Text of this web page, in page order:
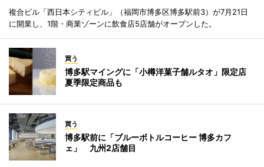
複合ビル「西日本シティビル」（福岡市博多区博多駅前3）が7月21日
に開業し、1階・商業ゾーンに飲食店5店舗がオープンした。
買う
博多駅マイングに「小樽洋菓子舗ルタオ」限定店
夏季限定商品も
買う
博多駅前に「ブルーボトルコーヒー 博多カフ
ェ」 九州2店舗目